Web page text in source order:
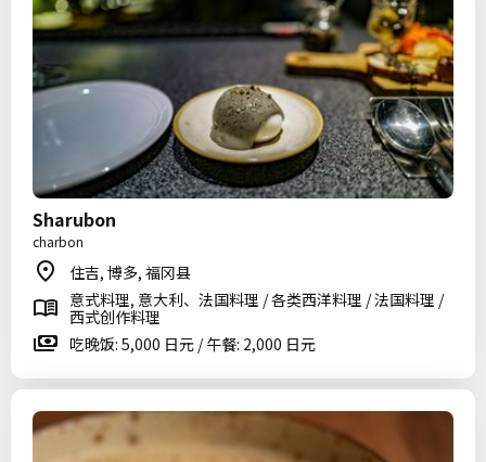
Sharubon
charbon
住吉, 博多, 福冈县
意式料理, 意大利、法国料理 / 各类西洋料理 / 法国料理 /
西式创作料理
吃晚饭: 5,000 日元 / 午餐: 2,000 日元